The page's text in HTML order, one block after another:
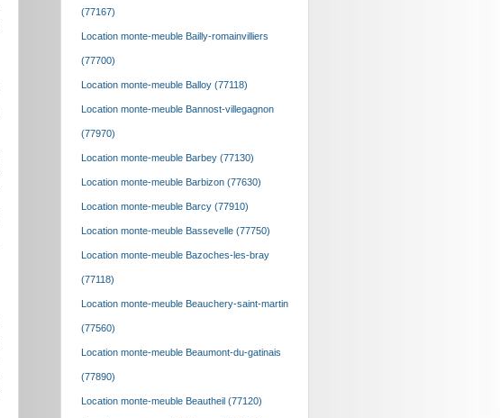
(77167)
Location monte-meuble Bailly-romainvilliers
(77700)
Location monte-meuble Balloy (77118)
Location monte-meuble Bannost-villegagnon
(77970)
Location monte-meuble Barbey (77130)
Location monte-meuble Barbizon (77630)
Location monte-meuble Barcy (77910)
Location monte-meuble Bassevelle (77750)
Location monte-meuble Bazoches-les-bray
(77118)
Location monte-meuble Beauchery-saint-martin
(77560)
Location monte-meuble Beaumont-du-gatinais
(77890)
Location monte-meuble Beautheil (77120)